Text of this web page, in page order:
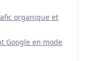
organique et
Google en mode